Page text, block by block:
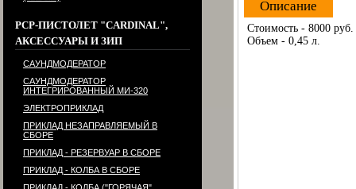
PCP-ПИСТОЛЕТ "CARDINAL",
АКСЕССУАРЫ И ЗИП
САУНДМОДЕРАТОР
САУНДМОДЕРАТОР
ИНТЕГРИРОВАННЫЙ МИ-320
ЭЛЕКТРОПРИКЛАД
ПРИКЛАД НЕЗАПРАВЛЯЕМЫЙ В
СБОРЕ
ПРИКЛАД - РЕЗЕРВУАР В СБОРЕ
ПРИКЛАД - КОЛБА В СБОРЕ
Описание
Стоимость - 8000 руб.
Объем - 0,45 л.